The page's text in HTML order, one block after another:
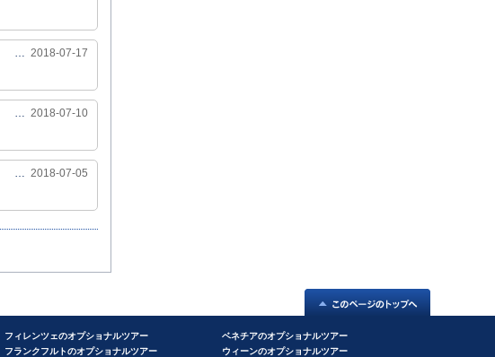
… 2018-07-17
… 2018-07-10
… 2018-07-05
フィレンツェのオプショナルツアー
フランクフルトのオプショナルツアー
ベネチアのオプショナルツアー
ウィーンのオプショナルツアー